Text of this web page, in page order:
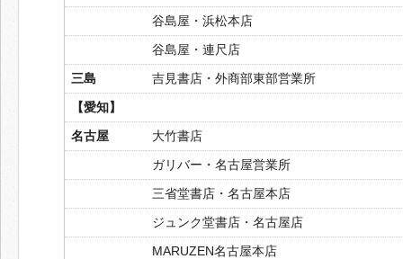
谷島屋・浜松本店
谷島屋・連尺店
三島
吉見書店・外商部東部営業所
【愛知】
名古屋
大竹書店
ガリバー・名古屋営業所
三省堂書店・名古屋本店
ジュンク堂書店・名古屋店
MARUZEN名古屋本店